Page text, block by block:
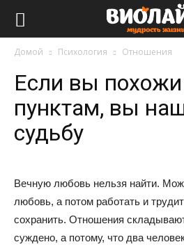
Домой Психология Отношения
Если вы
пунктам, вы
судьбу
Вечную любовь нельзя найти.
любовь, а потом работать и
сохранить. Отношения
суждено, а потому, что два